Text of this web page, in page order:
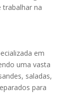
trabalhar na
em
uma vasta
saladas,
para